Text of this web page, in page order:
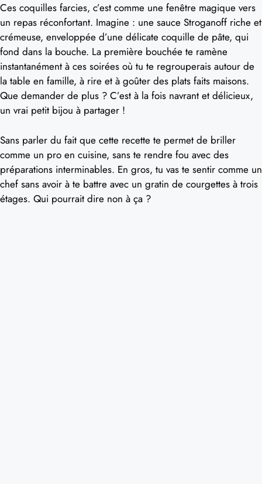
Ces coquilles farcies, c’est comme une fenêtre magique vers
un repas réconfortant. Imagine : une sauce Stroganoff riche et
crémeuse, enveloppée d’une délicate coquille de pâte, qui
fond dans la bouche. La première bouchée te ramène
instantanément à ces soirées où tu te regrouperais autour de
la table en famille, à rire et à goûter des plats faits maisons.
Que demander de plus ? C’est à la fois navrant et délicieux,
un vrai petit bijou à partager !
Sans parler du fait que cette recette te permet de briller
comme un pro en cuisine, sans te rendre fou avec des
préparations interminables. En gros, tu vas te sentir comme un
chef sans avoir à te battre avec un gratin de courgettes à trois
étages. Qui pourrait dire non à ça ?